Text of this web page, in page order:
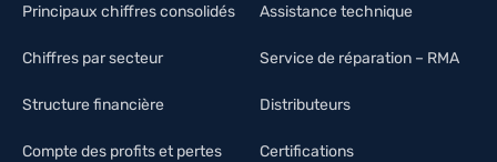
Principaux chiffres consolidés
Chiffres par secteur
Structure financière
Compte des profits et pertes
Assistance technique
Service de réparation – RMA
Distributeurs
Certifications